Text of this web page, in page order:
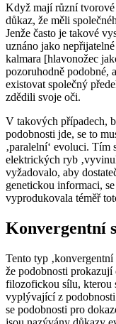
Když mají různí tvorové
důkaz, že měli
Jenže často je takové
uznáno jako
kalmara [hlavonožec
pozoruhodně podobné,
existovat společný
zdědili svoje oči.
V takových případech,
podobnosti jde, se to
‚paralelní‘ evoluci.
elektrických ryb
vyžadovalo, aby
genetickou informaci,
vyprodukovala téměř
Konvergentní
Tento typ
že podobnosti
filozofickou sílu, kterou
vyplývající z
se podobnosti pro